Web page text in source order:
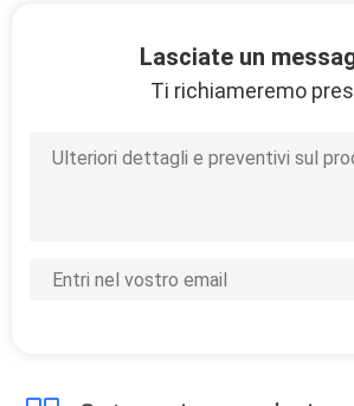
frigorifera
conservazione
Lasciate un
Ti richiameremo